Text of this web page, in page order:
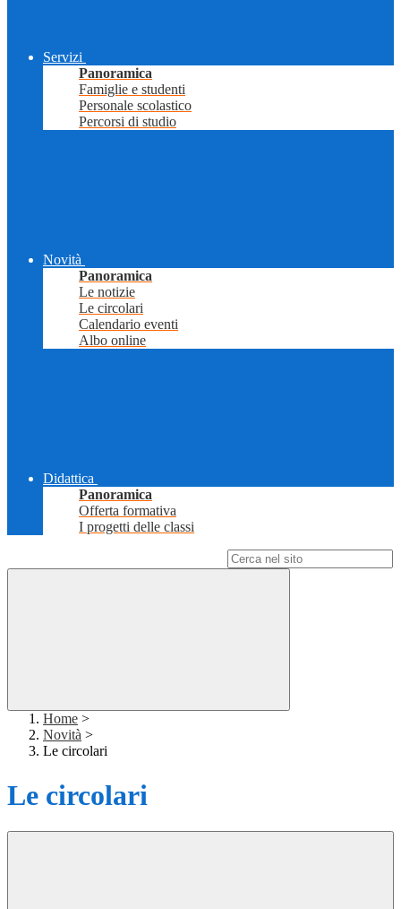
Servizi
Panoramica
Famiglie e studenti
Personale scolastico
Percorsi di studio
Novità
Panoramica
Le notizie
Le circolari
Calendario eventi
Albo online
Didattica
Panoramica
Offerta formativa
I progetti delle classi
Home >
Novità >
Le circolari
Le circolari